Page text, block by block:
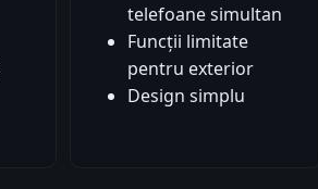
telefoane simultan
Funcții limitate
pentru exterior
Design simplu